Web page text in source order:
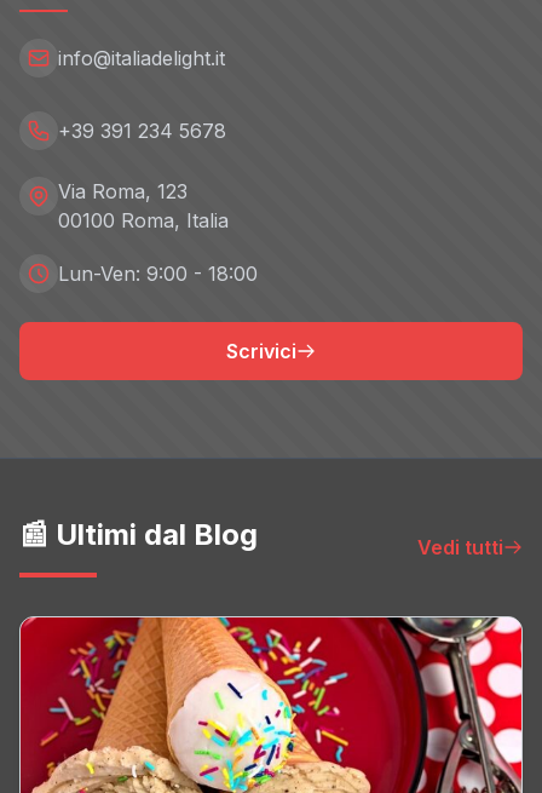
info@italiadelight.it
+39 391 234 5678
Via Roma, 123
00100 Roma, Italia
Lun-Ven: 9:00 - 18:00
Scrivici
📰 Ultimi dal Blog Vedi tutti